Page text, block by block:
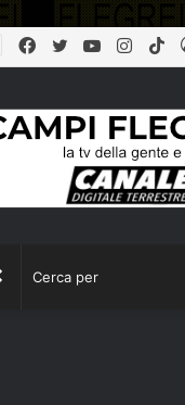
YouTube
Twitter
Facebook
Articolo